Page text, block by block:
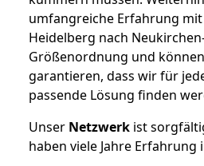
umfangreiche Erfahrung
Heidelberg nach
Größenordnung und
garantieren, dass wir für
passende Lösung finden
Unser Netzwerk ist
haben viele Jahre Erfahrung